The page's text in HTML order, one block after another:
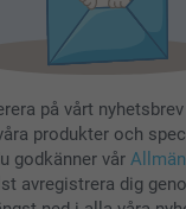
på vårt
produkter och
godkänner vår
avregistrera dig